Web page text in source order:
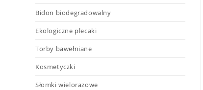
Bidon biodegradowalny
Ekologiczne plecaki
Torby bawełniane
Kosmetyczki
Słomki wielorazowe